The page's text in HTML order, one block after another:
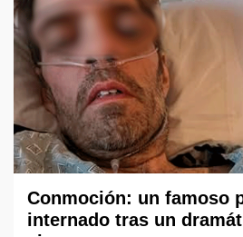
Conmoción: un famoso
internado tras un